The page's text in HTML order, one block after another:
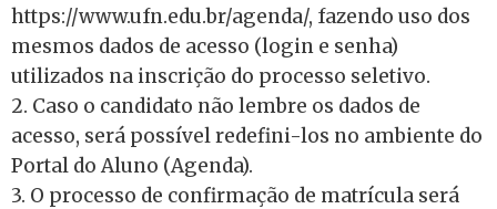
https://www.ufn.edu.br/agenda/, fazendo uso dos
mesmos dados de acesso (login e senha)
utilizados na inscrição do processo seletivo.
2. Caso o candidato não lembre os dados de
acesso, será possível redefini-los no ambiente do
Portal do Aluno (Agenda).
3. O processo de confirmação de matrícula será